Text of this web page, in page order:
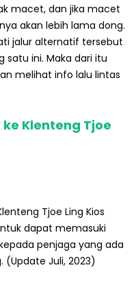
macet, dan jika macet
akan lebih lama dong.
jalur alternatif tersebut
ini. Maka dari itu
melihat info lalu lintas
Klenteng Tjoe
Tjoe Ling Kios
dapat memasuki
penjaga yang ada
(Update Juli, 2023)